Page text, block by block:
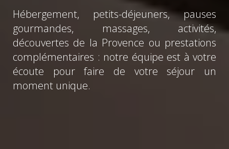
Hébergement, petits-déjeuners, pauses
gourmandes, massages, activités,
découvertes de la Provence ou prestations
complémentaires : notre équipe est à votre
écoute pour faire de votre séjour un
moment unique.